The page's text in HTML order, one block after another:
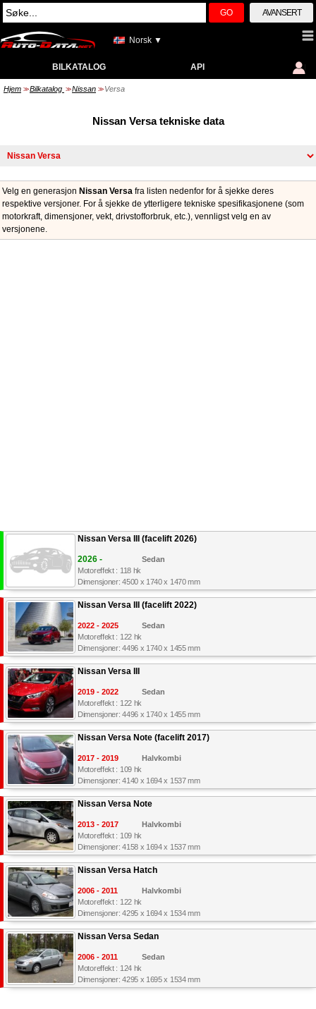
GO AVANSERT
Norsk ▼
BILKATALOG API
Hjem >> Bilkatalog >> Nissan >> Versa
Nissan Versa tekniske data
Velg en generasjon Nissan Versa fra listen nedenfor for å sjekke deres
respektive versjoner. For å sjekke de ytterligere tekniske spesifikasjonene (som
motorkraft, dimensjoner, vekt, drivstofforbruk, etc.), vennligst velg en av
versjonene.
Nissan Versa III (facelift 2026)
2026 -
Sedan
Motoreffekt : 118 hk
Dimensjoner: 4500 x 1740 x 1470 mm
Nissan Versa III (facelift 2022)
2022 - 2025
Sedan
Motoreffekt : 122 hk
Dimensjoner: 4496 x 1740 x 1455 mm
Nissan Versa III
2019 - 2022
Sedan
Motoreffekt : 122 hk
Dimensjoner: 4496 x 1740 x 1455 mm
Nissan Versa Note (facelift 2017)
2017 - 2019
Halvkombi
Motoreffekt : 109 hk
Dimensjoner: 4140 x 1694 x 1537 mm
Nissan Versa Note
2013 - 2017
Halvkombi
Motoreffekt : 109 hk
Dimensjoner: 4158 x 1694 x 1537 mm
Nissan Versa Hatch
2006 - 2011
Halvkombi
Motoreffekt : 122 hk
Dimensjoner: 4295 x 1694 x 1534 mm
Nissan Versa Sedan
2006 - 2011
Sedan
Motoreffekt : 124 hk
Dimensjoner: 4295 x 1695 x 1534 mm